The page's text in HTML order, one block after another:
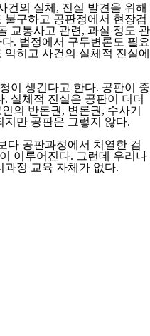
건의 실체, 진실 발견을 위해
구하고 공판정에서 현장검
교통사고 관련, 과실 정도 관
. 법정에서 구두변론도 필요
히고 사건의 실체적 진실에
이 생긴다고 한다. 공판이 중
실체적 진실은 공판이 더더
의 반론권, 변론권, 수사기
만 공판은 그렇지 않다.
다 공판과정에서 치열한 검
이루어진다. 그런데 우리나
과정 교육 자체가 없다.